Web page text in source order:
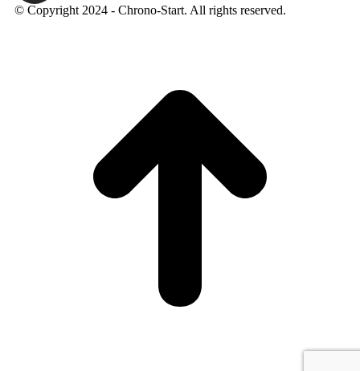
© Copyright 2024 - Chrono-Start. All rights reserved.